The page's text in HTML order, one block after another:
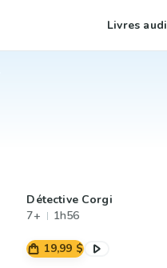
Livres
Détective Corgi
7+
1h56
19,99 $